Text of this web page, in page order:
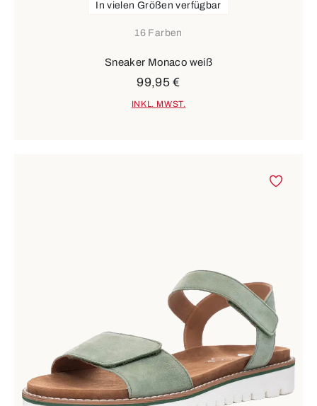
16 Farben
In vielen Größen verfügbar
Sneaker Monaco weiß
99,95 €
INKL. MWST.